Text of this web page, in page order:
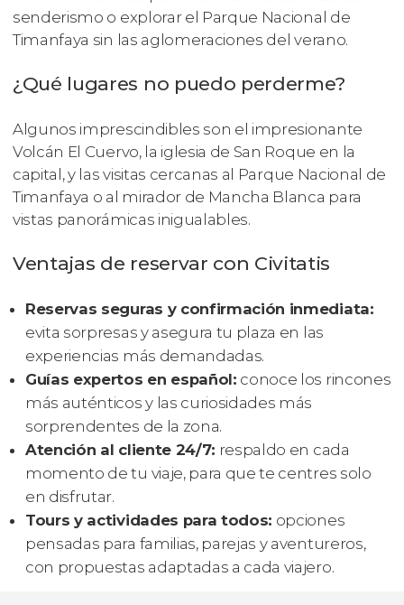
senderismo o explorar el Parque Nacional de
Timanfaya sin las aglomeraciones del verano.
¿Qué lugares no puedo perderme?
Algunos imprescindibles son el impresionante
Volcán El Cuervo, la iglesia de San Roque en la
capital, y las visitas cercanas al Parque Nacional de
Timanfaya o al mirador de Mancha Blanca para
vistas panorámicas inigualables.
Ventajas de reservar con Civitatis
Reservas seguras y confirmación inmediata:
evita sorpresas y asegura tu plaza en las
experiencias más demandadas.
Guías expertos en español: conoce los rincones
más auténticos y las curiosidades más
sorprendentes de la zona.
Atención al cliente 24/7: respaldo en cada
momento de tu viaje, para que te centres solo
en disfrutar.
Tours y actividades para todos: opciones
pensadas para familias, parejas y aventureros,
con propuestas adaptadas a cada viajero.